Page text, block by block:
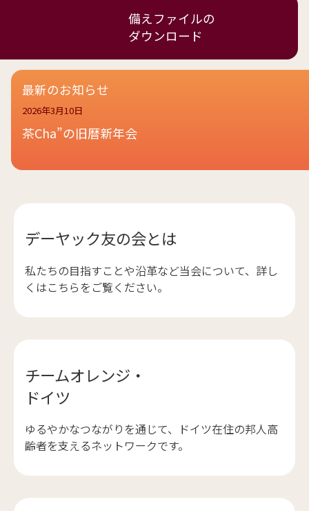
備えファイルの
ダウンロード
最新のお知らせ
2026年3月10日
茶Cha”の旧暦新年会
デーヤック友の会とは
私たちの目指すことや沿革など当会について、詳し
くはこちらをご覧ください。
チームオレンジ・
ドイツ
ゆるやかなつながりを通じて、ドイツ在住の邦人高
齢者を支えるネットワークです。